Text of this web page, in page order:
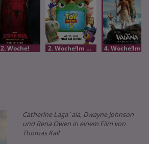
2. Woche! 2. Woche!Im Bundesstart
Catherine Laga´aia, Dwayne Johnson
und Rena Owen in einem Film von
Thomas Kail